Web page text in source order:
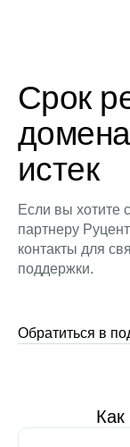
Срок
истек
Если вы хотите
партнеру
контакты для
поддержки.
Обратиться в
Как